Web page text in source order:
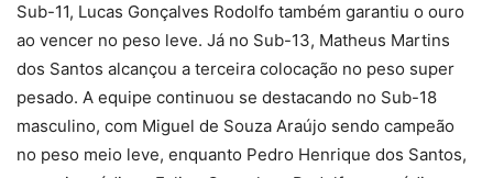
Sub-11, Lucas Gonçalves Rodolfo também garantiu o ouro
ao vencer no peso leve. Já no Sub-13, Matheus Martins
dos Santos alcançou a terceira colocação no peso super
pesado. A equipe continuou se destacando no Sub-18
masculino, com Miguel de Souza Araújo sendo campeão
no peso meio leve, enquanto Pedro Henrique dos Santos,